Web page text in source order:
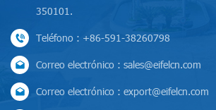
350101.
Teléfono : +86-591-38260798
Correo electrónico : sales@eifelcn.com
Correo electrónico : export@eifelcn.com